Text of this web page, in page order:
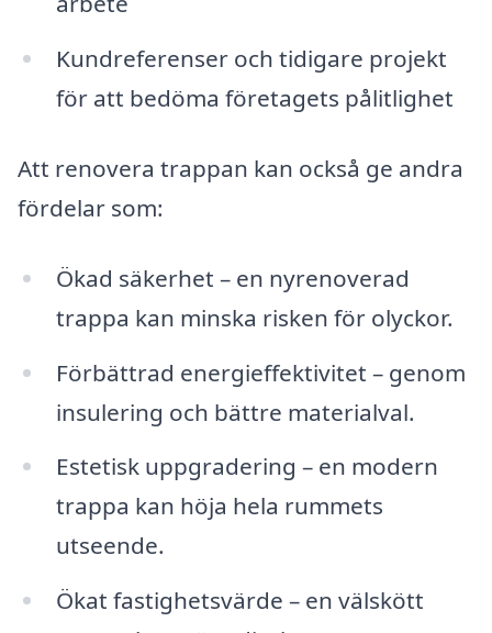
Kundreferenser och tidigare projekt
för att bedöma företagets pålitlighet
Att renovera trappan kan också ge andra
fördelar som:
Ökad säkerhet – en nyrenoverad
trappa kan minska risken för olyckor.
Förbättrad energieffektivitet – genom
insulering och bättre materialval.
Estetisk uppgradering – en modern
trappa kan höja hela rummets
utseende.
Ökat fastighetsvärde – en välskött